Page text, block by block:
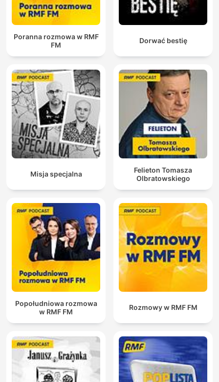
Poranna rozmowa w RMF
FM
Dorwać bestię
Misja specjalna
Felieton Tomasza
Olbratowskiego
Popołudniowa rozmowa
w RMF FM
Rozmowy w RMF FM